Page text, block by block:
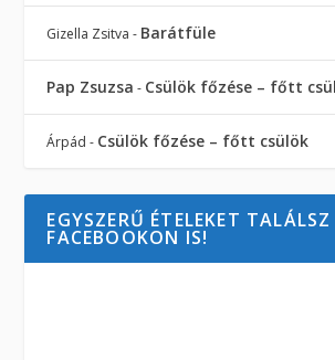
Gizella Zsitva - Barátfüle
Pap Zsuzsa - Csülök főzése – főtt
Árpád - Csülök főzése – főtt csülök
EGYSZERŰ ÉTELEKET
FACEBOOKON IS!